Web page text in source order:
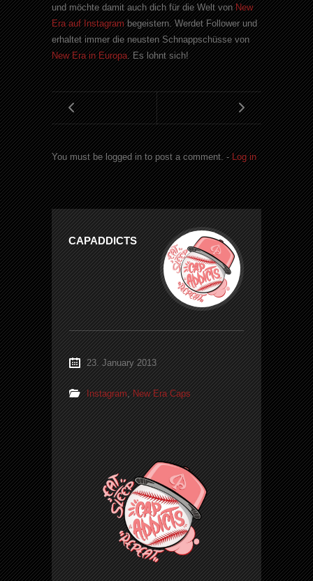
und möchte damit auch dich für die Welt vonNew
Era auf Instagrambegeistern. Werdet Follower und
erhaltet immer die neusten Schnappschüsse von
New Era in Europa. Es lohnt sich!
You must be logged in to post a comment. -Log in
CAPADDICTS
23. January 2013
Instagram,New Era Caps